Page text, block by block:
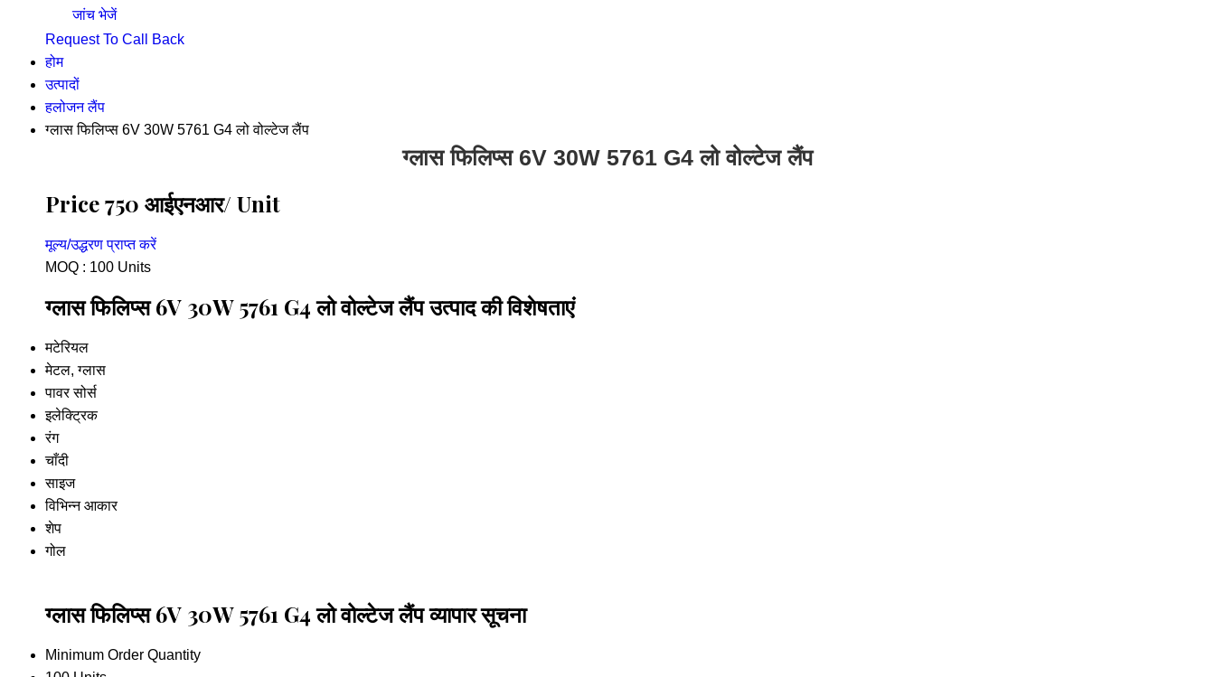
जांच भेजें
Request To Call Back
होम
उत्पादों
हलोजन लैंप
ग्लास फिलिप्स 6V 30W 5761 G4 लो वोल्टेज लैंप
ग्लास फिलिप्स 6V 30W 5761 G4 लो वोल्टेज लैंप
Price 750 आईएनआर/ Unit
मूल्य/उद्धरण प्राप्त करें
MOQ : 100 Units
ग्लास फिलिप्स 6V 30W 5761 G4 लो वोल्टेज लैंप उत्पाद की विशेषताएं
मटेरियल
मेटल, ग्लास
पावर सोर्स
इलेक्ट्रिक
रंग
चाँदी
साइज
विभिन्न आकार
शेप
गोल
ग्लास फिलिप्स 6V 30W 5761 G4 लो वोल्टेज लैंप व्यापार सूचना
Minimum Order Quantity